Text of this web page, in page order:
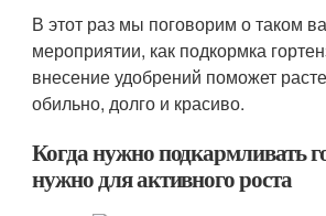
В этот раз мы поговорим о таком
мероприятии, как подкормка
внесение удобрений поможет
обильно, долго и красиво.
Когда нужно подкармливать
нужно для активного роста